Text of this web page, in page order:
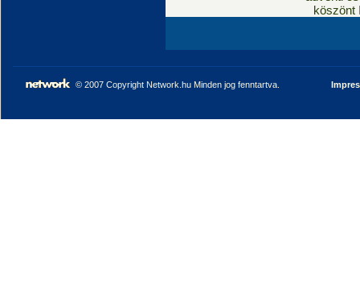
köszönt
© 2007 Copyright Network.hu Minden jog fenntartva.